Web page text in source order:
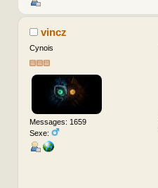
vincz
Cynois
Messages: 1659
Sexe: